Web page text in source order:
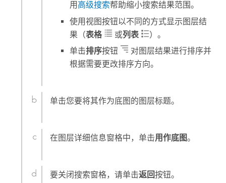
用 高级搜索帮助缩小搜索结果范围。
使用视图按钮以不同的方式显示图层结
果（表格 或列表
）。
单击排序按钮
对图层结果进行排序并
根据需要更改排序方向。
单击您要将其作为底图的图层标题。
在图层详细信息窗格中，单击用作底图。
要关闭搜索窗格，请单击返回按钮。